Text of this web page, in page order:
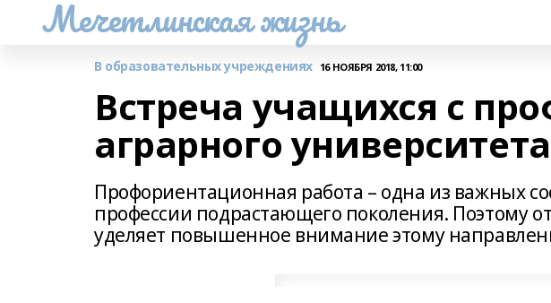
Мечетлинская жизнь
В образовательных учреждениях 16 НОЯБРЯ 2018, 11:00
Встреча учащихся с
аграрного университета
Профориентационная работа – одна из важных
профессии подрастающего поколения. Поэтому
уделяет повышенное внимание этому